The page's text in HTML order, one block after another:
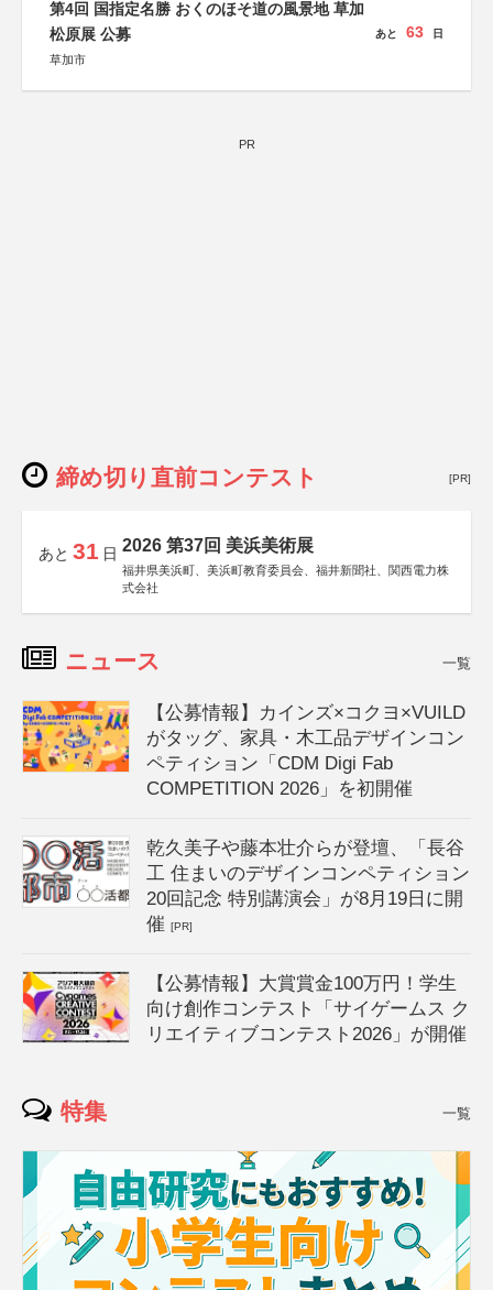
第4回 国指定名勝 おくのほそ道の風景地 草加
松原展 公募
草加市
あと 63 日
PR
締め切り直前コンテスト [PR]
あと 31 日 2026 第37回 美浜美術展
福井県美浜町、美浜町教育委員会、福井新聞社、関西電力株
式会社
ニュース 一覧
【公募情報】カインズ×コクヨ×VUILD
がタッグ、家具・木工品デザインコン
ペティション「CDM Digi Fab
COMPETITION 2026」を初開催
乾久美子や藤本壮介らが登壇、「長谷
工 住まいのデザインコンペティション
20回記念 特別講演会」が8月19日に開
催[PR]
【公募情報】大賞賞金100万円！学生
向け創作コンテスト「サイゲームス ク
リエイティブコンテスト2026」が開催
特集 一覧